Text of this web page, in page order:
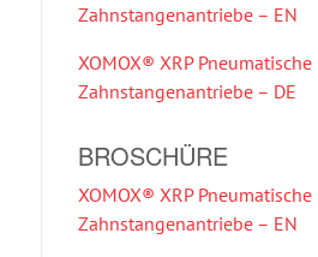
Zahnstangenantriebe – EN
XOMOX® XRP Pneumatische
Zahnstangenantriebe – DE
BROSCHÜRE
XOMOX® XRP Pneumatische
Zahnstangenantriebe – EN